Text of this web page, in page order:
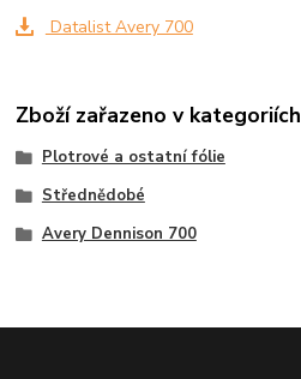
Datalist Avery 700
Zboží zařazeno v kategoriích
Plotrové a ostatní fólie
Střednědobé
Avery Dennison 700